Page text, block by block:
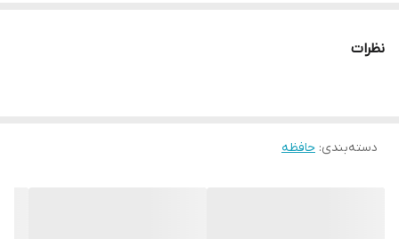
نظرات
دسته‌بندی: حافظه